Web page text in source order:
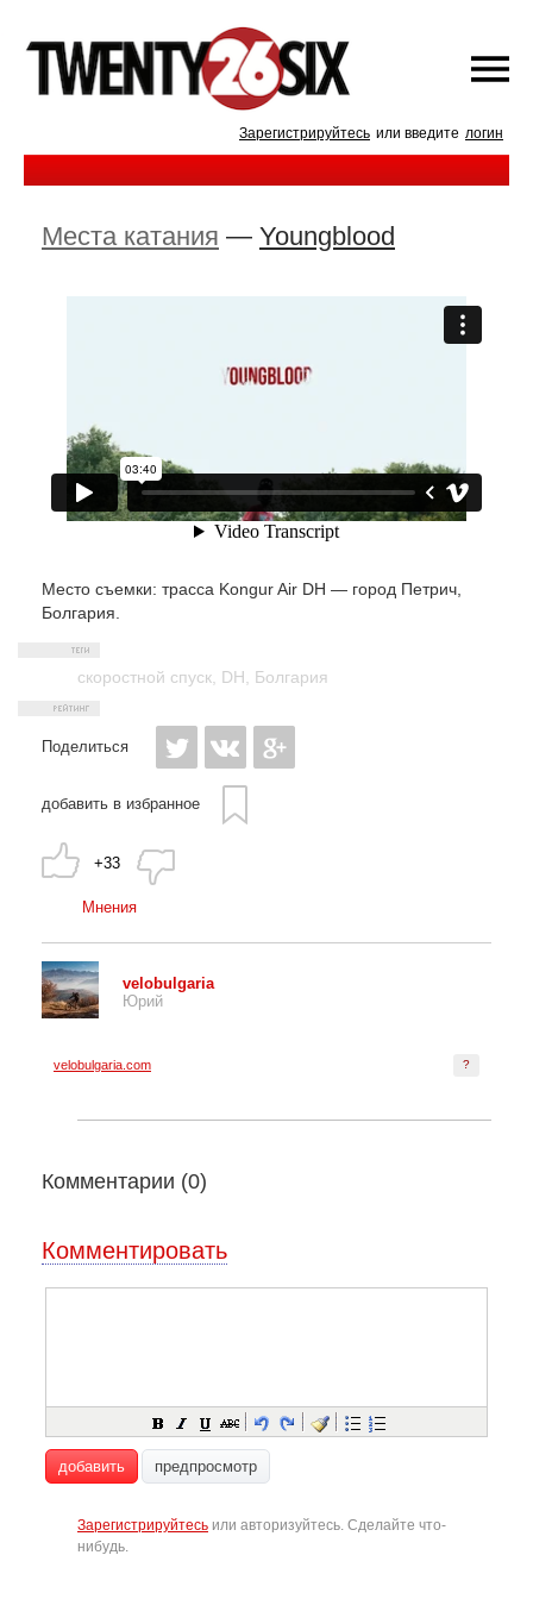
Зарегистрируйтесь или введите логин
Места катания — Youngblood
Место съемки: трасса Kongur Air DH — город Петрич,
Болгария.
скоростной спуск DH Болгария
Поделиться
добавить в избранное
+33
Мнения
velobulgaria
Юрий
?
velobulgaria.com
Комментарии (0)
Комментировать
добавить предпросмотр
Зарегистрируйтесь или авторизуйтесь. Сделайте что-
нибудь.